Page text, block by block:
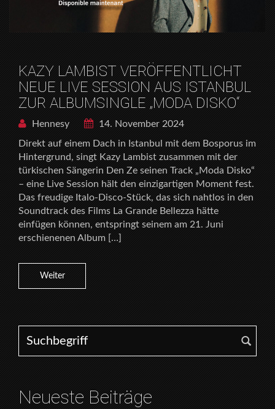
KAZY LAMBIST VERÖFFENTLICHT
NEUE LIVE SESSION AUS ISTANBUL
ZUR ALBUMSINGLE „MODA DISKO“
Hennesy
14. November 2024
Direkt auf einem Dach in Istanbul mit dem Bosporus im
Hintergrund, singt Kazy Lambist zusammen mit der
türkischen Sängerin Den Ze seinen Track „Moda Disko“
– eine Live Session hält den einzigartigen Moment fest.
Das freudige Italo-Disco-Stück, das sich nahtlos in den
Soundtrack des Films La Grande Bellezza hätte
einfügen können, entspringt seinem am 21. Juni
erschienenen Album […]
Weiter
Search for:
Neueste Beiträge